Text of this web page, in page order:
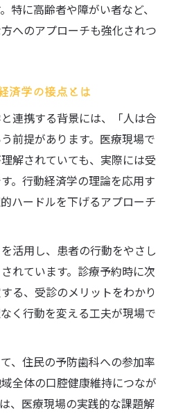
特に高齢者や障がい者など、
へのアプローチも強化されつ
済学の接点とは
連携する背景には、「人は合
前提があります。医療現場で
解されていても、実際には受
。行動経済学の理論を応用す
ハードルを下げるアプローチ
活用し、患者の行動をやさし
れています。診療予約時に次
る、受診のメリットをわかり
く行動を変える工夫が現場で
、住民の予防歯科への参加率
全体の口腔健康維持につなが
、医療現場の実践的な課題解